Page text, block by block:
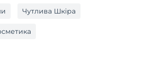
Чутлива Шкіра